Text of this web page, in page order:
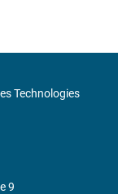
Technologies
9